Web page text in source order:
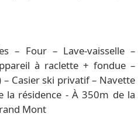
– Four – Lave-vaisselle –
à raclette + fondue –
Casier ski privatif – Navette
la résidence - À 350m de la
Mont